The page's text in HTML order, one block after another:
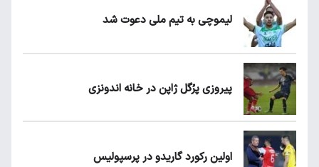
لیموچی به تیم ملی دعوت شد
پیروزی پرُگل ژاپن در خانه اندونزی
اولین رکورد گاریدو در پرسپولیس